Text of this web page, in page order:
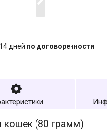
дней по договоренности
кошек (80 грамм)